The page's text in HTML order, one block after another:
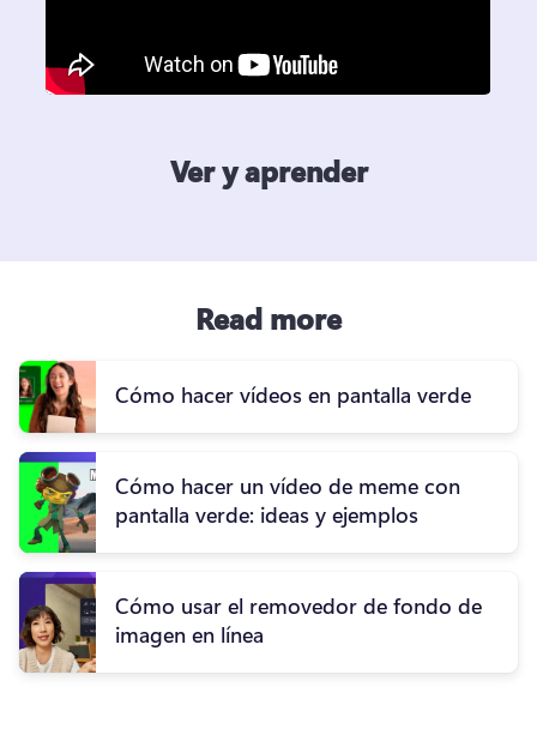
Ver y aprender
Read more
Cómo hacer vídeos en pantalla verde
Cómo hacer un vídeo de meme con
pantalla verde: ideas y ejemplos
Cómo usar el removedor de fondo de
imagen en línea